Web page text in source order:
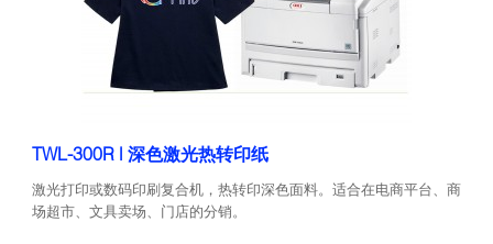
TWL-300R | 深色激光热转印纸
激光打印或数码印刷复合机，热转印深色面料。适合在电商平台、商
场超市、文具卖场、门店的分销。